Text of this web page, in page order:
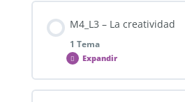
M5_L1_T2 – El nervio vago (El
0% COMPLETADO 0/3 pasos
Foro – Identificando la
(PNL)
M4_L3 – La creatividad
1 Tema
Expandir